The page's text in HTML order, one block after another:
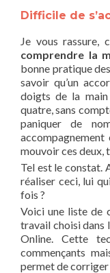
Difficile de
Je vous rassure,
comprendre la
bonne pratique
savoir qu’un
doigts de la main
quatre, sans
paniquer de
mouvoir ces deux,
Tel est le constat.
réaliser ceci, lui
fois ?
Voici une liste de
travail choisi dans
Online. Cette
commençants
permet de corriger